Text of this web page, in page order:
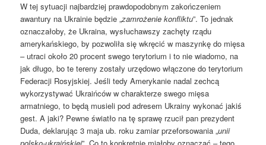
W tej sytuacji najbardziej prawdopodobnym zakończeniem
awantury na Ukrainie będzie „zamrożenie konfliktu”. To jednak
oznaczałoby, że Ukraina, wysłuchawszy zachęty rządu
amerykańskiego, by pozwoliła się wkręcić w maszynkę do mięsa
– utraci około 20 procent swego terytorium i to nie wiadomo, na
jak długo, bo te tereny zostały urzędowo włączone do terytorium
Federacji Rosyjskiej. Jeśli tedy Amerykanie nadal zechcą
wykorzystywać Ukraińców w charakterze swego mięsa
armatniego, to będą musieli pod adresem Ukrainy wykonać jakiś
gest. A jaki? Pewne światło na tę sprawę rzucił pan prezydent
Duda, deklarując 3 maja ub. roku zamiar przeforsowania „unii